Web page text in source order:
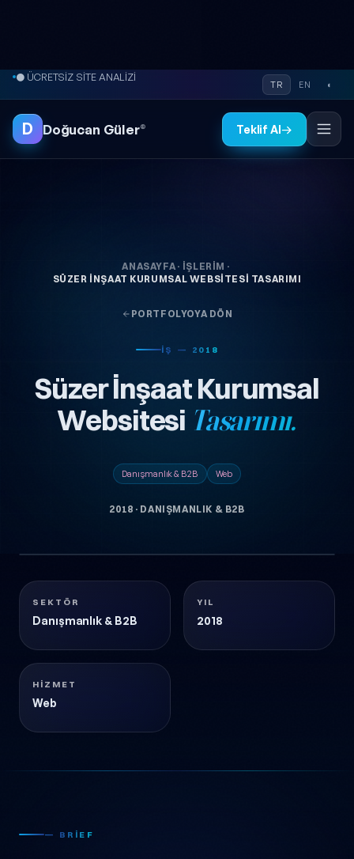
İçeriğe atla
● ÜCRETSİZ SİTE ANALİZİ
TR EN ◐
D Doğucan Güler® Teklif Al→
ANASAYFA · İŞLERIM ·
SÜZER İNŞAAT KURUMSAL WEBSITESI TASARIMI
PORTFOLYOYA DÖN
İŞ — 2018
Süzer İnşaat Kurumsal
Websitesi Tasarımı.
Danışmanlık & B2B Web
2018 · DANIŞMANLIK & B2B
Danışmanlık & B2B 2018
SEKTÖR
Danışmanlık & B2B
YIL
2018
HIZMET
Web
— BRIEF